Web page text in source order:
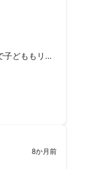
どももリラ
8か月前